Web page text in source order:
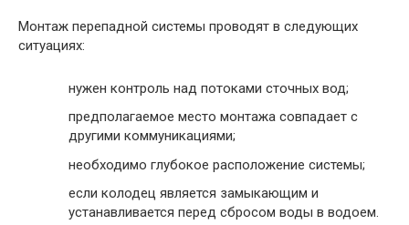
Монтаж перепадной системы проводят в следующих
ситуациях:
нужен контроль над потоками сточных вод;
предполагаемое место монтажа совпадает с
другими коммуникациями;
необходимо глубокое расположение системы;
если колодец является замыкающим и
устанавливается перед сбросом воды в водоем.